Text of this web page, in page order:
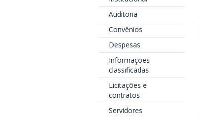
Auditoria
Convênios
Despesas
Informações
classificadas
Licitações e
contratos
Servidores